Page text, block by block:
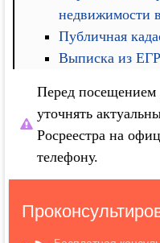
недвижимости
Публичная
Выписка из
Перед посещением
уточнять
Росреестра на
телефону.